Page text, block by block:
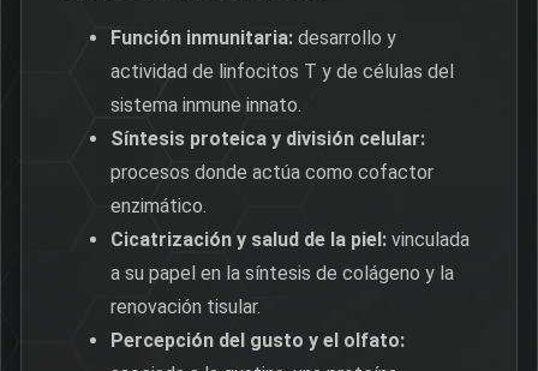
Función inmunitaria: desarrollo y
actividad de linfocitos T y de células del
sistema inmune innato.
Síntesis proteica y división celular:
procesos donde actúa como cofactor
enzimático.
Cicatrización y salud de la piel: vinculada
a su papel en la síntesis de colágeno y la
renovación tisular.
Percepción del gusto y el olfato: